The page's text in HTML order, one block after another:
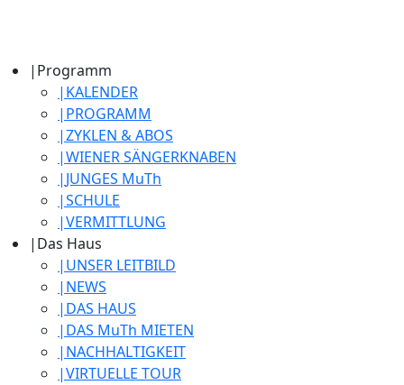
| Programm
| KALENDER
| PROGRAMM
|ZYKLEN & ABOS
|WIENER SÄNGERKNABEN
| JUNGES MuTh
|SCHULE
|VERMITTLUNG
| Das Haus
| UNSER LEITBILD
| NEWS
| DAS HAUS
| DAS MuTh MIETEN
| NACHHALTIGKEIT
|VIRTUELLE TOUR